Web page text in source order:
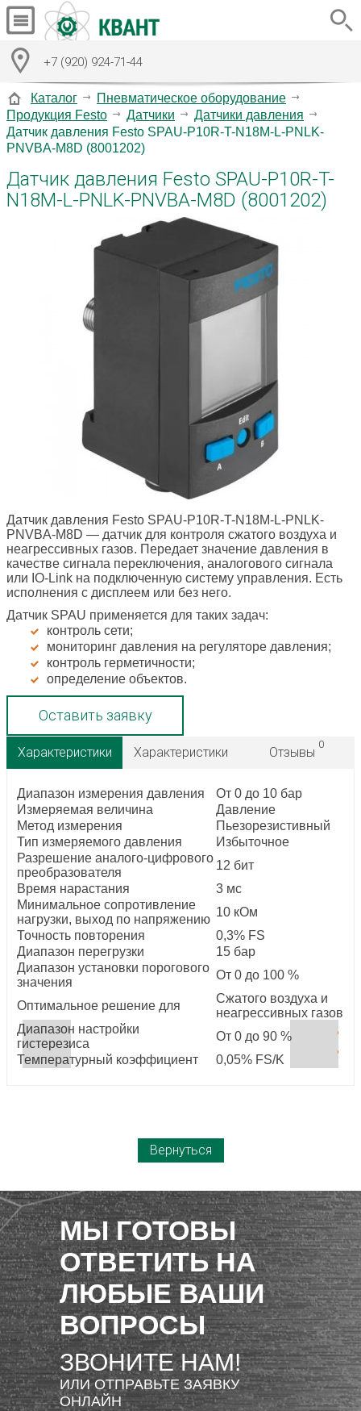
+7 (920) 924-71-44
Каталог
Пневматическое оборудование
Продукция Festo
Датчики
Датчики давления
Датчик давления Festo SPAU-P10R-T-N18M-L-PNLK-
PNVBA-M8D (8001202)
Датчик давления Festo SPAU-P10R-T-
N18M-L-PNLK-PNVBA-M8D (8001202)
Датчик давления Festo SPAU-P10R-T-N18M-L-PNLK-
PNVBA-M8D — датчик для контроля сжатого воздуха и
неагрессивных газов. Передает значение давления в
качестве сигнала переключения, аналогового сигнала
или IO-Link на подключенную систему управления. Есть
исполнения с дисплеем или без него.
Датчик SPAU применяется для таких задач:
контроль сети;
мониторинг давления на регуляторе давления;
контроль герметичности;
определение объектов.
Оставить заявку
Характеристики Характеристики Отзывы
0
Диапазон измерения давления
От 0 до 10 бар
Измеряемая величина
Давление
Метод измерения
Пьезорезистивный
Тип измеряемого давления
Избыточное
Разрешение аналого-цифрового
преобразователя
12 бит
Время нарастания
3 мс
Минимальное сопротивление
нагрузки, выход по напряжению
10 кОм
Точность повторения
0,3% FS
Диапазон перегрузки
15 бар
Диапазон установки порогового
значения
От 0 до 100 %
Оптимальное решение для
Сжатого воздуха и
неагрессивных газов
Диапазон настройки
гистерезиса
От 0 до 90 %
Температурный коэффициент
0,05% FS/K
Вернуться
МЫ ГОТОВЫ
ОТВЕТИТЬ НА
ЛЮБЫЕ ВАШИ
ВОПРОСЫ
ЗВОНИТЕ НАМ!
ИЛИ ОТПРАВЬТЕ ЗАЯВКУ
ОНЛАЙН